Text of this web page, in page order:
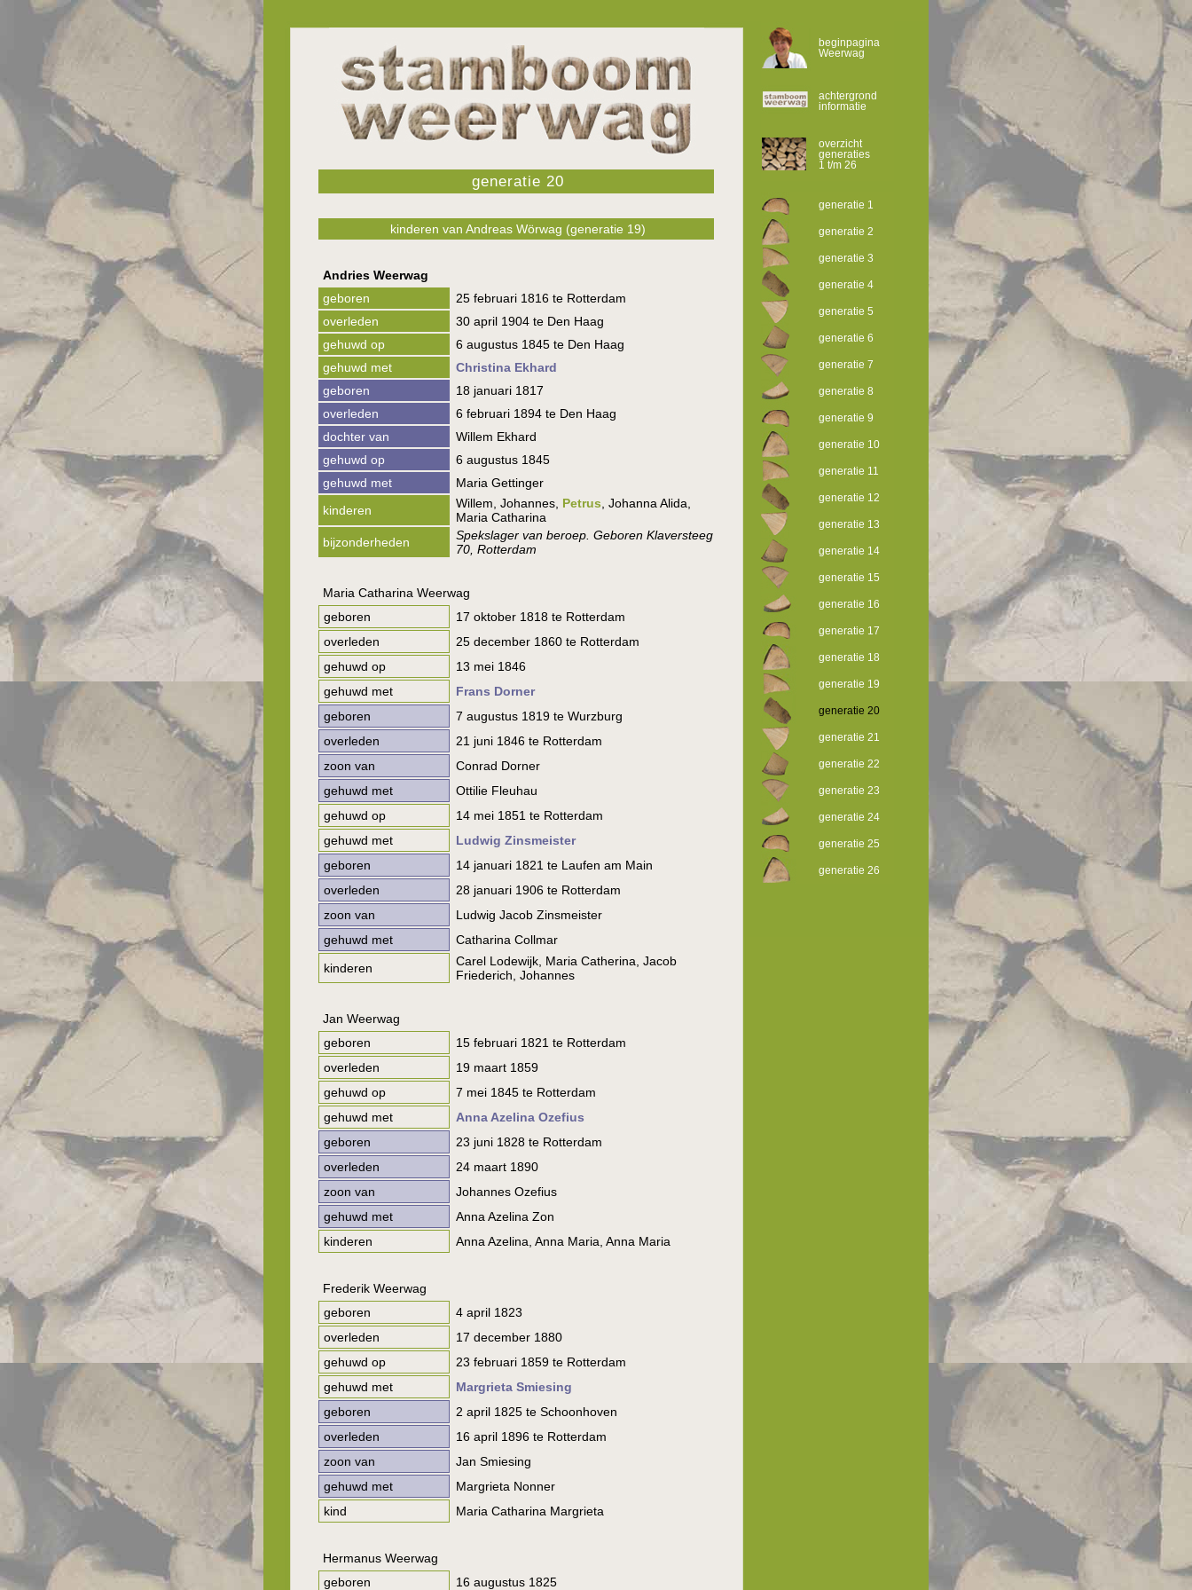
beginpagina
Weerwag
achtergrond
informatie
overzicht
generaties
1 t/m 26
generatie 1
generatie 2
generatie 3
generatie 4
generatie 5
generatie 6
generatie 7
generatie 8
generatie 9
generatie 10
generatie 11
generatie 12
generatie 13
generatie 14
generatie 15
generatie 16
generatie 17
generatie 18
generatie 19
generatie 20
generatie 21
generatie 22
generatie 23
generatie 24
generatie 25
generatie 26
generatie 20
kinderen van Andreas Wörwag (generatie 19)
Andries Weerwag
geboren
25 februari 1816 te Rotterdam
overleden
30 april 1904 te Den Haag
gehuwd op
6 augustus 1845 te Den Haag
gehuwd met
Christina Ekhard
geboren
18 januari 1817
overleden
6 februari 1894 te Den Haag
dochter van
Willem Ekhard
gehuwd op
6 augustus 1845
gehuwd met
Maria Gettinger
kinderen
Willem, Johannes, Petrus , Johanna Alida,
Maria Catharina
bijzonderheden
Spekslager van beroep. Geboren Klaversteeg
70, Rotterdam
Maria Catharina Weerwag
geboren
17 oktober 1818 te Rotterdam
overleden
25 december 1860 te Rotterdam
gehuwd op
13 mei 1846
gehuwd met
Frans Dorner
geboren
7 augustus 1819 te Wurzburg
overleden
21 juni 1846 te Rotterdam
zoon van
Conrad Dorner
gehuwd met
Ottilie Fleuhau
gehuwd op
14 mei 1851 te Rotterdam
gehuwd met
Ludwig Zinsmeister
geboren
14 januari 1821 te Laufen am Main
overleden
28 januari 1906 te Rotterdam
zoon van
Ludwig Jacob Zinsmeister
gehuwd met
Catharina Collmar
kinderen
Carel Lodewijk, Maria Catherina, Jacob
Friederich, Johannes
Jan Weerwag
geboren
15 februari 1821 te Rotterdam
overleden
19 maart 1859
gehuwd op
7 mei 1845 te Rotterdam
gehuwd met
Anna Azelina Ozefius
geboren
23 juni 1828 te Rotterdam
overleden
24 maart 1890
zoon van
Johannes Ozefius
gehuwd met
Anna Azelina Zon
kinderen
Anna Azelina, Anna Maria, Anna Maria
Frederik Weerwag
geboren
4 april 1823
overleden
17 december 1880
gehuwd op
23 februari 1859 te Rotterdam
gehuwd met
Margrieta Smiesing
geboren
2 april 1825 te Schoonhoven
overleden
16 april 1896 te Rotterdam
zoon van
Jan Smiesing
gehuwd met
Margrieta Nonner
kind
Maria Catharina Margrieta
Hermanus Weerwag
geboren
16 augustus 1825